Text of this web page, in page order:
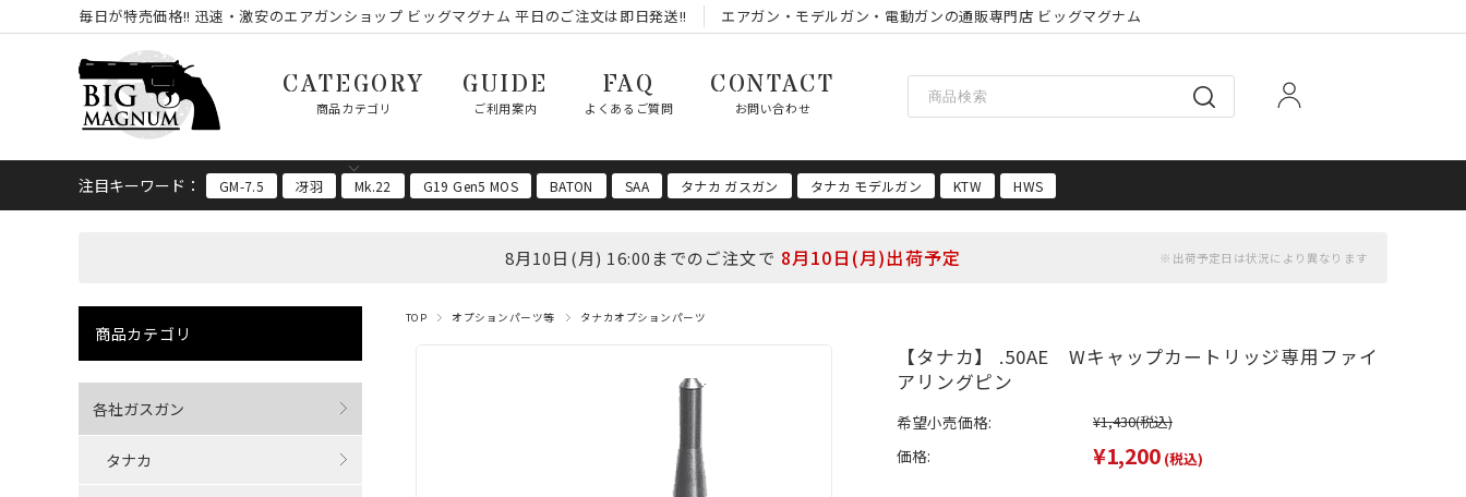
毎日が特売価格!! 迅速・激安のエアガンショップ ビッグマグナム 平日のご注文は即日発送!! エアガン・モデルガン・電動ガンの通販専門店 ビッグマグナム
CATEGORY
商品カテゴリ
GUIDE
ご利用案内
FAQ
よくあるご質問
CONTACT
お問い合わせ
注目キーワード： GM-7.5 冴羽 Mk.22 G19 Gen5 MOS BATON SAA タナカ ガスガン タナカ モデルガン KTW HWS
8月10日(月) 16:00までのご注文で 8月10日(月)出荷予定
TOP オプションパーツ等 タナカオプションパーツ
【タナカ】 .50AE Wキャップカートリッジ専用ファイ
アリングピン
希望小売価格: ¥1,430(税込)
価格: ¥1,200 (税込)
商品カテゴリ
各社ガスガン
タナカ